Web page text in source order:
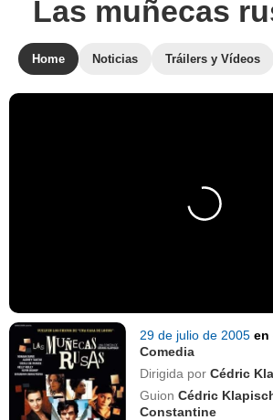
Las muñecas
Home Noticias Tráilers y Vídeos
29 de julio de 2005en
Comedia
Dirigida por Cédric
Guion Cédric
Constantine